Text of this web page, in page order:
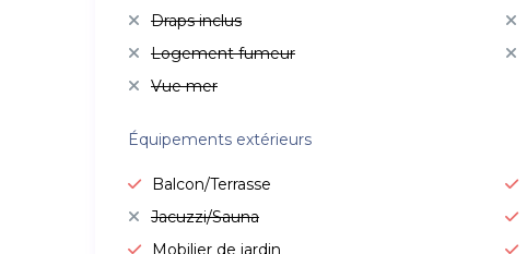
Draps inclus
Logement fumeur
Vue mer
Équipements extérieurs
Balcon/Terrasse
Jacuzzi/Sauna
Mobilier de jardin